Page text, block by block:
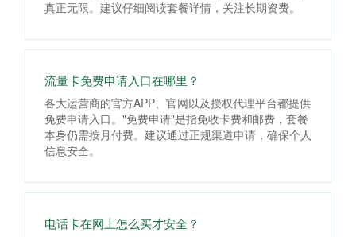
真正无限。建议仔细阅读套餐详情，关注长期资费。
流量卡免费申请入口在哪里？
各大运营商的官方APP、官网以及授权代理平台都提供
免费申请入口。"免费申请"是指免收卡费和邮费，套餐
本身仍需按月付费。建议通过正规渠道申请，确保个人
信息安全。
电话卡在网上怎么买才安全？